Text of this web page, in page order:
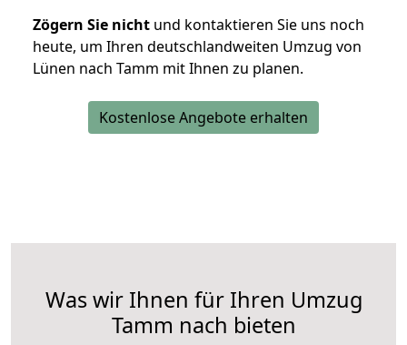
Zögern Sie nicht und kontaktieren Sie uns noch
heute, um Ihren deutschlandweiten Umzug von
Lünen nach Tamm mit Ihnen zu planen.
Kostenlose Angebote erhalten
Was wir Ihnen für Ihren Umzug
Tamm nach bieten